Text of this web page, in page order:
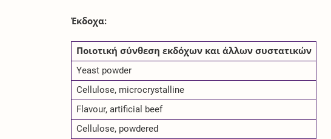
Έκδοχα:
Ποιοτική σύνθεση εκδόχων και άλλων συστατικών
Yeast powder
Cellulose, microcrystalline
Flavour, artificial beef
Cellulose, powdered